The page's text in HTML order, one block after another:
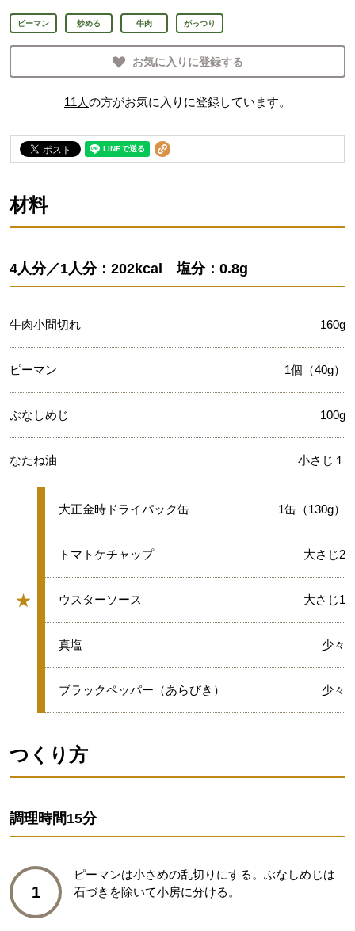
ピーマン 炒める 牛肉 がっつり
お気に入りに登録する
11 人の方がお気に入りに登録しています。
材料
4人分／1人分：202kcal 塩分：0.8g
牛肉小間切れ 160g
ピーマン 1個（40g）
ぶなしめじ 100g
なたね油 小さじ１
★
グループ
★
大正金時ドライパック缶 1缶（130g）
★
トマトケチャップ 大さじ2
★
ウスターソース 大さじ1
★
真塩 少々
★
ブラックペッパー（あらびき） 少々
つくり方
調理時間15分
1
ピーマンは小さめの乱切りにする。ぶなしめじは
石づきを除いて小房に分ける。